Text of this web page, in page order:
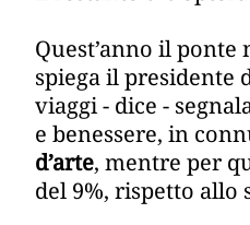
Quest’anno il ponte
spiega il presidente
viaggi - dice -
e benessere, in
d’arte, mentre per
del 9%, rispetto allo